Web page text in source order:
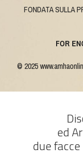
FONDATA SULLA
FOR
© 2025
ed
due